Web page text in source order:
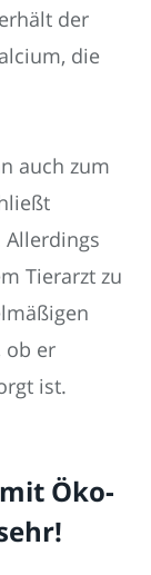
der
die
auch zum
Allerdings
Tierarzt zu
ob er
ist.
Öko-